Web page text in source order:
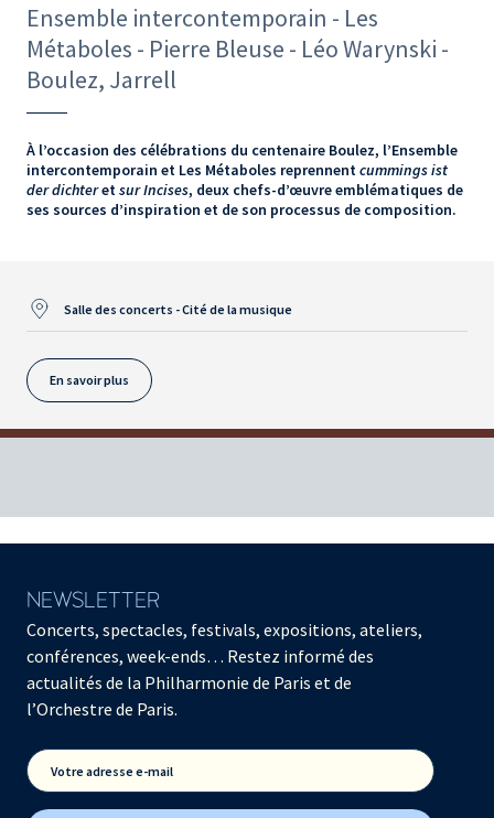
Ensemble intercontemporain - Les
Métaboles - Pierre Bleuse - Léo Warynski -
Boulez, Jarrell
À l’occasion des célébrations du centenaire Boulez, l’Ensemble
intercontemporain et Les Métaboles reprennentcummings ist
der dichteretsur Incises, deux chefs-d’œuvre emblématiques de
ses sources d’inspiration et de son processus de composition.
Salle des concerts - Cité de la musique
En savoir plus
NEWSLETTER
Concerts, spectacles, festivals, expositions, ateliers,
conférences, week-ends… Restez informé des
actualités de la Philharmonie de Paris et de
l’Orchestre de Paris.
Votre adresse e-mail